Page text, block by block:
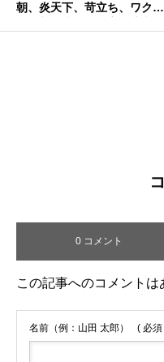
朝、炎天下、苛立ち、ワクワ
0 コメント
この記事へのコメントは
名前（例：山田 太郎） ( 必須